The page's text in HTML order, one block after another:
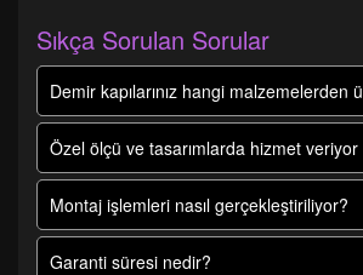
Sıkça Sorulan Sorular
Demir kapılarınız hangi malzemelerden
Özel ölçü ve tasarımlarda hizmet
Montaj işlemleri nasıl gerçekleştiriliyor?
Garanti süresi nedir?